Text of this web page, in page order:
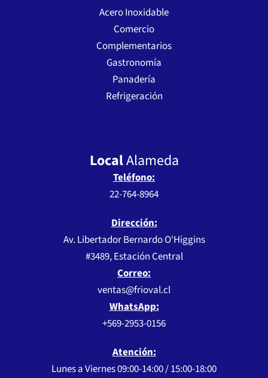
Acero Inoxidable
Comercio
Complementarios
Gastronomía
Panadería
Refrigeración
LocalAlameda
Teléfono:
22-764-8964
Dirección:
Av. Libertador Bernardo O'Higgins
#3489, Estación Central
Correo:
ventas@frioval.cl
WhatsApp:
+569-2953-0156
Atención:
Lunes a Viernes 09:00-14:00 / 15:00-18:00